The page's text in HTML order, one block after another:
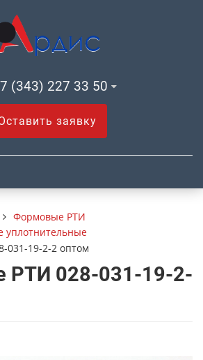
(343) 227 33 50
заявку
Формовые РТИ
уплотнительные
031-19-2-2 оптом
РТИ 028-031-19-2-